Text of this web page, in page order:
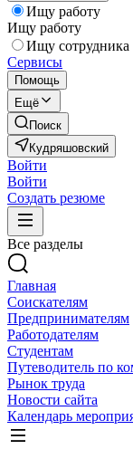
Ищу работу
Ищу работу
Ищу сотрудника
Сервисы
Помощь
Ещё
Поиск
Кудряшовский
Войти
Войти
Создать резюме
Все разделы
Главная
Соискателям
Предпринимателям
Работодателям
Студентам
Путеводитель по
Рынок труда
Новости сайта
Календарь